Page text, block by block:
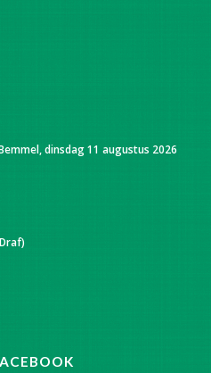
dinsdag 11 augustus 2026